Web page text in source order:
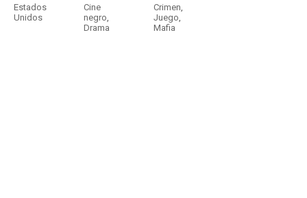
Estados
Unidos
Cine
negro,
Drama
Crimen,
Juego,
Mafia